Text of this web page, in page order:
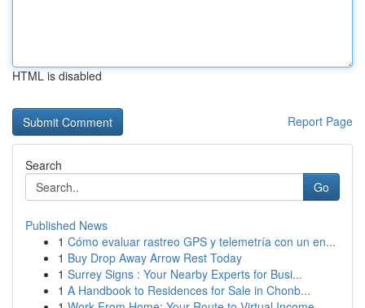
HTML is disabled
Report Page
Search
Go
Published News
1 Cómo evaluar rastreo GPS y telemetría con un en...
1 Buy Drop Away Arrow Rest Today
1 Surrey Signs : Your Nearby Experts for Busi...
1 A Handbook to Residences for Sale in Chonb...